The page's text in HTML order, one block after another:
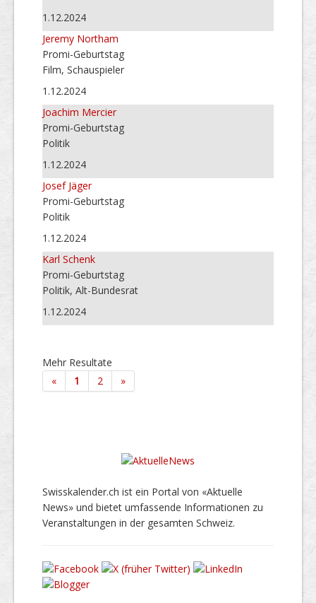
1.12.2024
Jeremy Northam
Promi-Geburtstag
Film, Schauspieler
1.12.2024
Joachim Mercier
Promi-Geburtstag
Politik
1.12.2024
Josef Jäger
Promi-Geburtstag
Politik
1.12.2024
Karl Schenk
Promi-Geburtstag
Politik, Alt-Bundesrat
1.12.2024
Mehr Resultate
«
1 2 »
Swisskalender.ch ist ein Portal von «Aktuelle
News» und bietet umfassende Informationen zu
Veranstaltungen in der gesamten Schweiz.